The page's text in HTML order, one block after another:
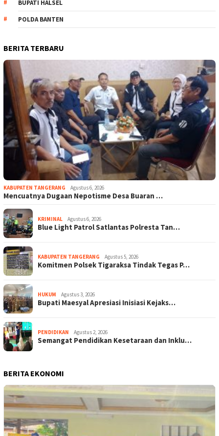
BUPATI HALSEL
POLDA BANTEN
BERITA TERBARU
KABUPATEN TANGERANG Agustus 6, 2026
Mencuatnya Dugaan Nepotisme Desa Buaran …
KRIMINAL Agustus 6, 2026
Blue Light Patrol Satlantas Polresta Tan…
KABUPATEN TANGERANG Agustus 5, 2026
Komitmen Polsek Tigaraksa Tindak Tegas P…
HUKUM Agustus 3, 2026
Bupati Maesyal Apresiasi Inisiasi Kejaks…
PENDIDIKAN Agustus 2, 2026
Semangat Pendidikan Kesetaraan dan Inklu…
BERITA EKONOMI